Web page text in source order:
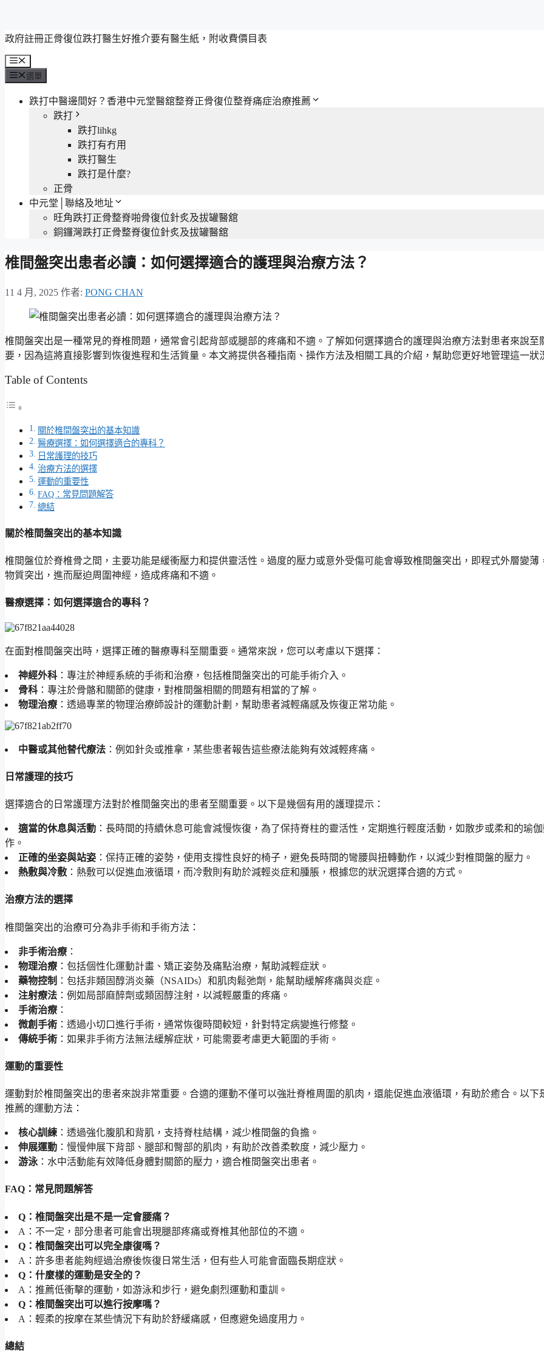
跳
至
主
要
政府註冊正骨復位跌打醫生好推介要有醫生紙，附收費價目表
選
單
選單
跌打中醫邊間好？香港中元堂醫舘整脊正骨復位整脊痛症治療推薦
跌打
跌打lihkg
跌打有冇用
跌打醫生
跌打是什麼?
正骨
中元堂│聯絡及地址
旺角跌打正骨整脊啪骨復位針炙及拔罐醫舘
銅鑼灣跌打正骨整脊復位針炙及拔罐醫舘
椎間盤突出患者必讀：如何選擇適合的護理與治療方法？
11 4 月, 2025 作者: PONG CHAN
椎間盤突出是一種常見的脊椎問題，通常會引起背部或腿部的疼痛和不適。了解如何選擇適合的護理與治療方法對患者來說至
要，因為這將直接影響到恢復進程和生活質量。本文將提供各種指南、操作方法及相關工具的介紹，幫助您更好地管理這一狀
Table of Contents
關於椎間盤突出的基本知識
醫療選擇：如何選擇適合的專科？
日常護理的技巧
治療方法的選擇
運動的重要性
FAQ：常見問題解答
總結
關於椎間盤突出的基本知識
椎間盤位於脊椎骨之間，主要功能是緩衝壓力和提供靈活性。過度的壓力或意外受傷可能會導致椎間盤突出，即程式外層變薄
物質突出，進而壓迫周圍神經，造成疼痛和不適。
醫療選擇：如何選擇適合的專科？
在面對椎間盤突出時，選擇正確的醫療專科至關重要。通常來說，您可以考慮以下選擇：
神經外科 ：專注於神經系統的手術和治療，包括椎間盤突出的可能手術介入。
骨科 ：專注於骨骼和關節的健康，對椎間盤相關的問題有相當的了解。
物理治療 ：透過專業的物理治療師設計的運動計劃，幫助患者減輕痛感及恢復正常功能。
中醫或其他替代療法 ：例如針灸或推拿，某些患者報告這些療法能夠有效減輕疼痛。
日常護理的技巧
選擇適合的日常護理方法對於椎間盤突出的患者至關重要。以下是幾個有用的護理提示：
適當的休息與活動 ：長時間的持續休息可能會減慢恢復，為了保持脊柱的靈活性，定期進行輕度活動，如散步或柔和的瑜
作。
正確的坐姿與站姿 ：保持正確的姿勢，使用支撐性良好的椅子，避免長時間的彎腰與扭轉動作，以減少對椎間盤的壓力。
熱敷與冷敷 ：熱敷可以促進血液循環，而冷敷則有助於減輕炎症和腫脹，根據您的狀況選擇合適的方式。
治療方法的選擇
椎間盤突出的治療可分為非手術和手術方法：
非手術治療 ：
物理治療 ：包括個性化運動計畫、矯正姿勢及痛點治療，幫助減輕症狀。
藥物控制 ：包括非類固醇消炎藥（NSAIDs）和肌肉鬆弛劑，能幫助緩解疼痛與炎症。
注射療法 ：例如局部麻醉劑或類固醇注射，以減輕嚴重的疼痛。
手術治療 ：
微創手術 ：透過小切口進行手術，通常恢復時間較短，針對特定病變進行修整。
傳統手術 ：如果非手術方法無法緩解症狀，可能需要考慮更大範圍的手術。
運動的重要性
運動對於椎間盤突出的患者來說非常重要。合適的運動不僅可以強壯脊椎周圍的肌肉，還能促進血液循環，有助於癒合。以下
推薦的運動方法：
核心訓練 ：透過強化腹肌和背肌，支持脊柱結構，減少椎間盤的負擔。
伸展運動 ：慢慢伸展下背部、腿部和臀部的肌肉，有助於改善柔軟度，減少壓力。
游泳 ：水中活動能有效降低身體對關節的壓力，適合椎間盤突出患者。
FAQ：常見問題解答
Q：椎間盤突出是不是一定會腰痛？
A：不一定，部分患者可能會出現腿部疼痛或脊椎其他部位的不適。
Q：椎間盤突出可以完全康復嗎？
A：許多患者能夠經過治療後恢復日常生活，但有些人可能會面臨長期症狀。
Q：什麼樣的運動是安全的？
A：推薦低衝擊的運動，如游泳和步行，避免劇烈運動和重訓。
Q：椎間盤突出可以進行按摩嗎？
A：輕柔的按摩在某些情況下有助於舒緩痛感，但應避免過度用力。
總結